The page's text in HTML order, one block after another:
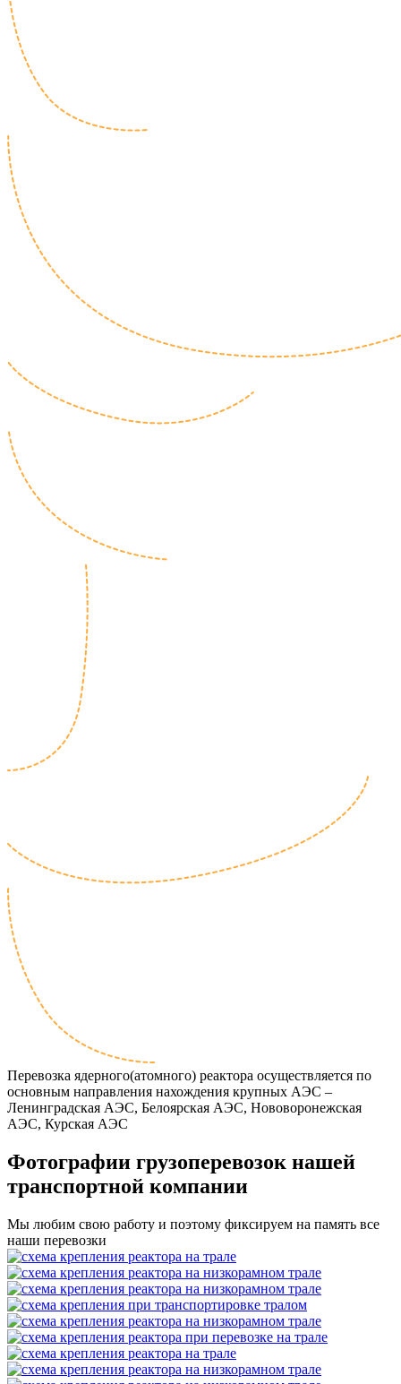
Перевозка ядерного(атомного) реактора осуществляется по
основным направления нахождения крупных АЭС –
Ленинградская АЭС, Белоярская АЭС, Нововоронежская
АЭС, Курская АЭС
Фотографии грузоперевозок нашей
транспортной компании
Мы любим свою работу и поэтому фиксируем на память все
наши перевозки